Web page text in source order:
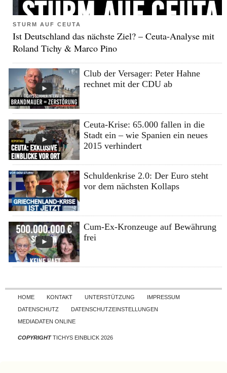
STURM AUF CEUTA
Ist Deutschland das nächste Ziel? – Ceuta-Analyse mit
Roland Tichy & Marco Pino
Club der Versager: Peter Hahne
rechnet mit der CDU ab
Ceuta-Krise: 65.000 fallen in die
Stadt ein – wie Spanien ein neues
2015 verhindert
Schuldenkrise 2.0: Der Euro steht
vor dem nächsten Kollaps
Cum-Ex-Kronzeuge auf Bewährung
frei
Skip to content
HOME KONTAKT UNTERSTÜTZUNG
IMPRESSUM
DATENSCHUTZ
DATENSCHUTZEINSTELLUNGEN
MEDIADATEN ONLINE
COPYRIGHTTICHYS EINBLICK 2026